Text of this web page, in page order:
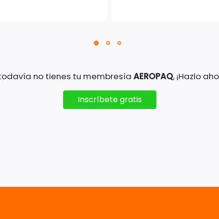
no tienes tu membresía AEROPAQ, ¡Hazlo
Inscríbete gratis